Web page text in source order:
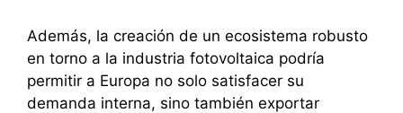
Además, la creación de un ecosistema robusto
en torno a la industria fotovoltaica podría
permitir a Europa no solo satisfacer su
demanda interna, sino también exportar